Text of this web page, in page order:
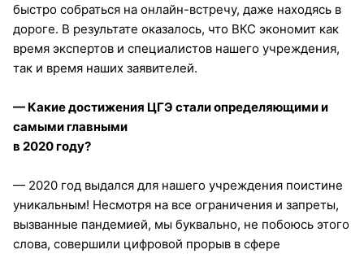
быстро собраться на онлайн-встречу, даже находясь в
дороге. В результате оказалось, что ВКС экономит как
время экспертов и специалистов нашего учреждения,
так и время наших заявителей.
— Какие достижения ЦГЭ стали определяющими и
самыми главными
в 2020 году?
— 2020 год выдался для нашего учреждения поистине
уникальным! Несмотря на все ограничения и запреты,
вызванные пандемией, мы буквально, не побоюсь этого
слова, совершили цифровой прорыв в сфере